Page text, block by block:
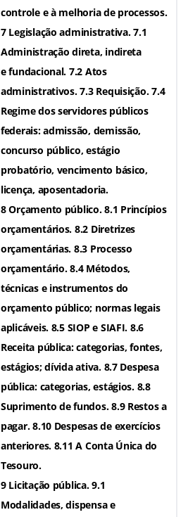
controle e à melhoria de processos.
7 Legislação administrativa. 7.1
Administração direta, indireta
e fundacional. 7.2 Atos
administrativos. 7.3 Requisição. 7.4
Regime dos servidores públicos
federais: admissão, demissão,
concurso público, estágio
probatório, vencimento básico,
licença, aposentadoria.
8 Orçamento público. 8.1 Princípios
orçamentários. 8.2 Diretrizes
orçamentárias. 8.3 Processo
orçamentário. 8.4 Métodos,
técnicas e instrumentos do
orçamento público; normas legais
aplicáveis. 8.5 SIOP e SIAFI. 8.6
Receita pública: categorias, fontes,
estágios; dívida ativa. 8.7 Despesa
pública: categorias, estágios. 8.8
Suprimento de fundos. 8.9 Restos a
pagar. 8.10 Despesas de exercícios
anteriores. 8.11 A Conta Única do
Tesouro.
9 Licitação pública. 9.1
Modalidades, dispensa e